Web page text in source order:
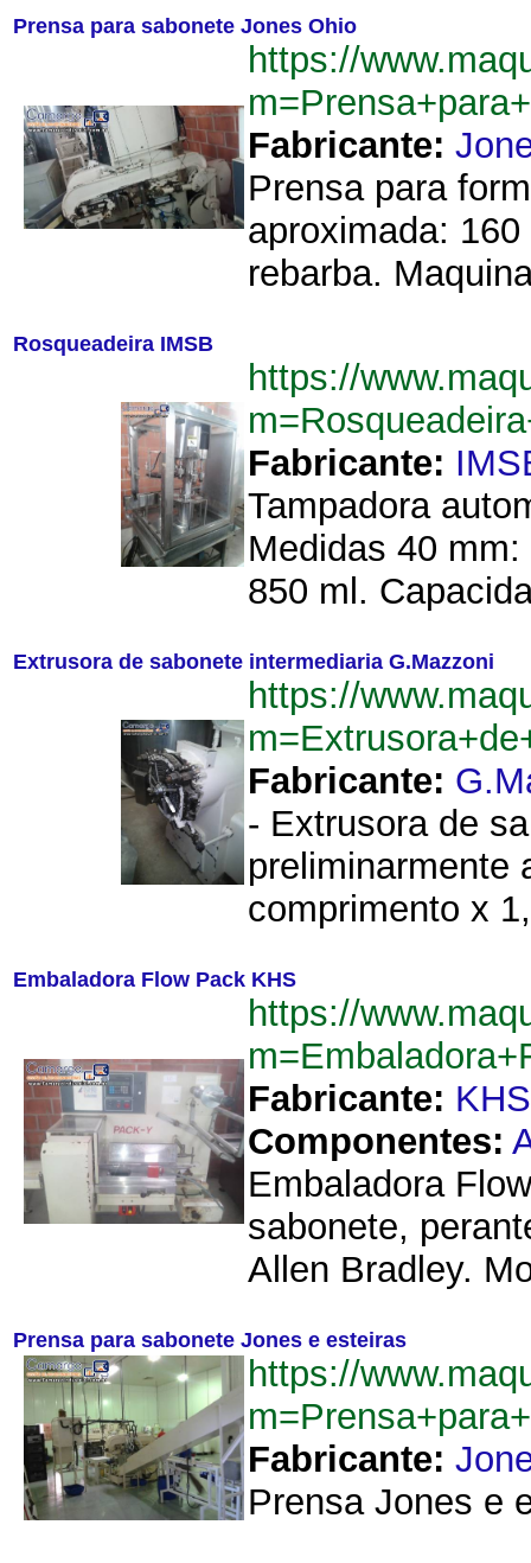
Prensa para sabonete Jones Ohio
https://
Fabricante:
Prensa para
aproximada:
rebarba.
Rosqueadeira IMSB
https://
Fabricante:
Tampadora
Medidas 40
850 ml.
Extrusora de sabonete intermediaria G.Mazzoni
https://
Fabricante:
- Extrusora de
preliminarmente
comprimento x
Embaladora Flow Pack KHS
https://
Fabricante: KHS
Componentes:
Embaladora
sabonete,
Allen Bradley.
Prensa para sabonete Jones e esteiras
https://
Fabricante:
Prensa Jones e